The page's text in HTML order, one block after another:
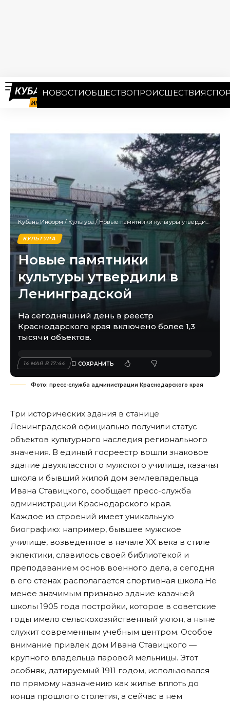
НОВОСТИОБЩЕСТВОПРОИСШЕСТВИЯ
Кубань Информ/ Культура/Новые памятники культуры утвердили в Ленинградской
КУЛЬТУРА
Новые памятники
культуры утвердили в
Ленинградской
На сегодняшний день в реестр
Краснодарского края включено более 1,3
тысячи объектов.
14 МАЯ В 17:44
Фото: пресс-служба администрации Краснодарского края
Три исторических здания в станице
Ленинградской официально получили статус
объектов культурного наследия регионального
значения. В единый госреестр вошли знаковое
здание двухклассного мужского училища, казачья
школа и бывший жилой дом землевладельца
Ивана Ставицкого, сообщает пресс-служба
администрации Краснодарского края.
Каждое из строений имеет уникальную
биографию: например, бывшее мужское
училище, возведенное в начале ХХ века в стиле
эклектики, славилось своей библиотекой и
преподаванием основ военного дела, а сегодня
в его стенах располагается спортивная школа.Не
менее значимым признано здание казачьей
школы 1905 года постройки, которое в советские
годы имело сельскохозяйственный уклон, а ныне
служит современным учебным центром. Особое
внимание привлек дом Ивана Ставицкого —
крупного владельца паровой мельницы. Этот
особняк, датируемый 1911 годом, использовался
по прямому назначению как жилье вплоть до
конца прошлого столетия, а сейчас в нем